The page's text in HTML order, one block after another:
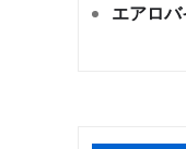
エアロ